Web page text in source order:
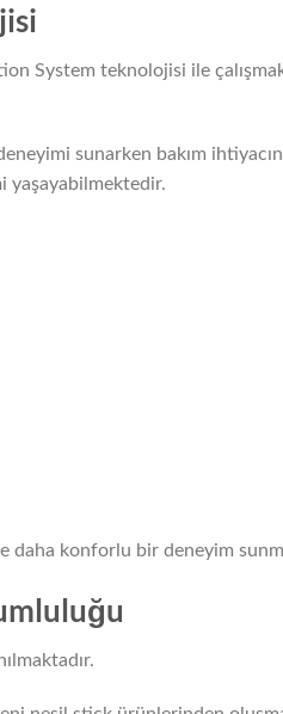
System teknolojisi ile
sunarken bakım
yaşayabilmektedir.
daha konforlu bir deneyim